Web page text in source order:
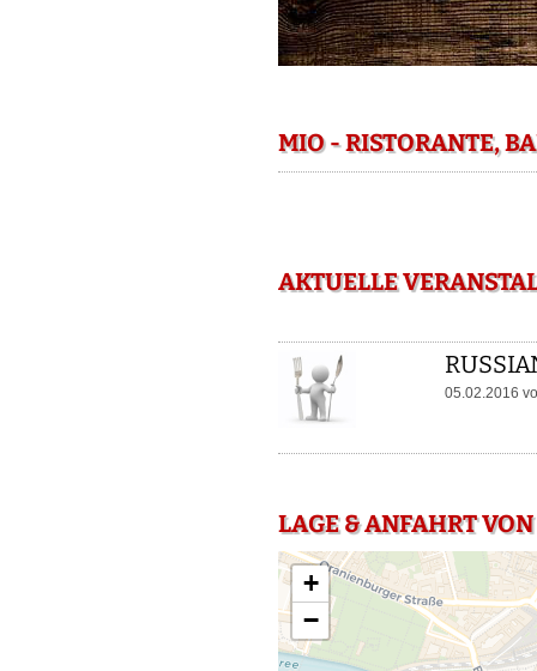
MIO - RISTORANTE,
AKTUELLE
05.02.2016
LAGE & ANFAHRT
+
−